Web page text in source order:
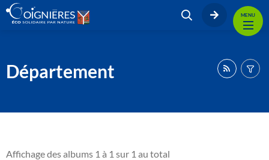
MENU
Département
Affichage des albums 1 à 1 sur 1 au total